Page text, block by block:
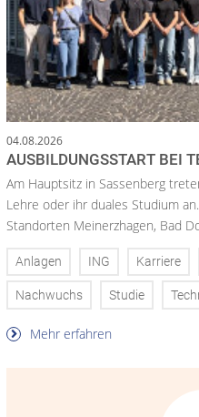
04.08.2026
AUSBILDUNGSSTART BEI
Am Hauptsitz in Sassenberg
Lehre oder ihr duales Studium
Standorten Meinerzhagen, Bad
Anlagen ING Karriere
Nachwuchs Studie
Mehr erfahren